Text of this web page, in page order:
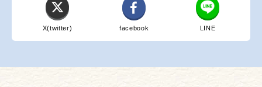
X(twitter) facebook LINE